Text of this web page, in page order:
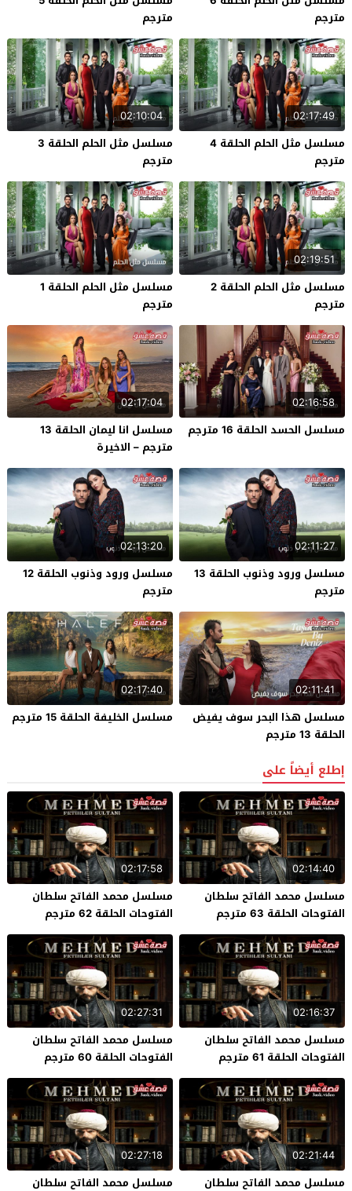
مترجم
مترجم
02:17:49
مسلسل مثل الحلم الحلقة 4
مترجم
02:10:04
مسلسل مثل الحلم الحلقة 3
مترجم
02:19:51
مسلسل مثل الحلم الحلقة 2
مترجم
مسلسل مثل الحلم الحلقة 1
مترجم
02:16:58
مسلسل الحسد الحلقة 16 مترجم
02:17:04
مسلسل انا ليمان الحلقة 13
مترجم – الاخيرة
02:11:27
مسلسل ورود وذنوب الحلقة 13
مترجم
02:13:20
مسلسل ورود وذنوب الحلقة 12
مترجم
02:11:41
مسلسل هذا البحر سوف يفيض
الحلقة 13 مترجم
02:17:40
مسلسل الخليفة الحلقة 15 مترجم
إطلع أيضاً على
02:14:40
مسلسل محمد الفاتح سلطان
الفتوحات الحلقة 63 مترجم
02:17:58
مسلسل محمد الفاتح سلطان
الفتوحات الحلقة 62 مترجم
02:16:37
مسلسل محمد الفاتح سلطان
الفتوحات الحلقة 61 مترجم
02:27:31
مسلسل محمد الفاتح سلطان
الفتوحات الحلقة 60 مترجم
02:21:44
مسلسل محمد الفاتح سلطان
02:27:18
مسلسل محمد الفاتح سلطان